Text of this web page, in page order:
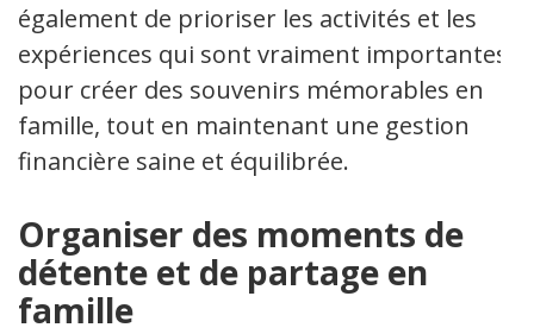
également de prioriser les activités et les
expériences qui sont vraiment importantes
pour créer des souvenirs mémorables en
famille, tout en maintenant une gestion
financière saine et équilibrée.
Organiser des moments de
détente et de partage en
famille